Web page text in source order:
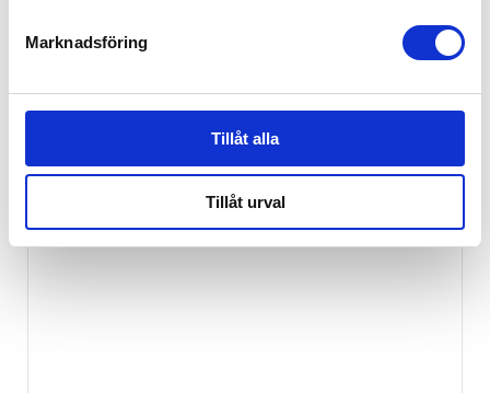
Marknadsföring
Tillåt alla
Tillåt urval